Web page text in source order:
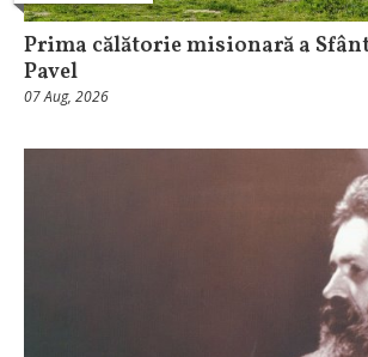
Prima călătorie misionară a
Pavel
07 Aug, 2026